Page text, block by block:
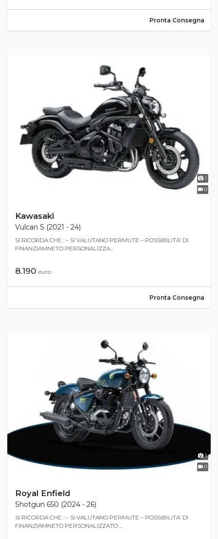
Pronta Consegna
1
0
Kawasaki
Vulcan S (2021 - 24)
SI RICORDA CHE : – SI VALUTANO PERMUTE – POSSIBILITA’ DI
FINANZIAMNETO PERSONALIZZA...
8.190 euro
Pronta Consegna
1
0
Royal Enfield
Shotgun 650 (2024 - 26)
SI RICORDA CHE : – SI VALUTANO PERMUTE – POSSIBILITA’ DI
FINANZIAMNETO PERSONALIZZATO ...